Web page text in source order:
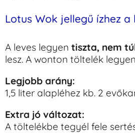
Lotus Wok jellegű ízhez a
A leves legyen tiszta, nem
lesz. A wonton töltelék
Legjobb arány:
1,5 liter alapléhez kb. 2
Extra jó változat:
A töltelékbe tegyél fele